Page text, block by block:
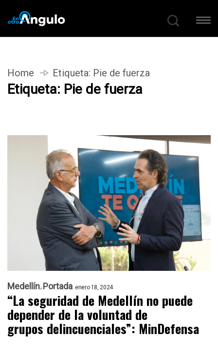
Home Etiqueta: Pie de fuerza
Etiqueta: Pie de fuerza
Medellín Portada enero 18, 2024
“La seguridad de Medellín no puede
depender de la voluntad de
grupos delincuenciales”: MinDefensa